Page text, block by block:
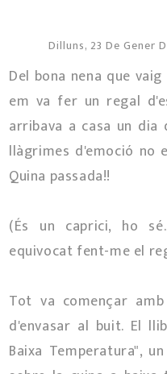
Dilluns, 23 De Gener
Del bona nena que
em va fer un regal
arribava a casa un dia
llàgrimes d'emoció no
Quina passada!!
(És un caprici, ho
equivocat fent-me el
Tot va començar
d'envasar al buit. El
Baixa Temperatura",